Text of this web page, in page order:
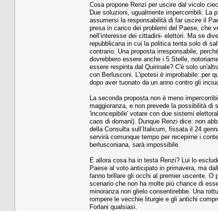
Cosa propone Renzi per uscire dal vicolo
Due soluzioni, ugualmente impercorribili. La
assumersi la responsabilità di far uscire il
presa in carico dei problemi del Paese, che
nell’interesse dei cittadini- elettori. Ma se
repubblicana in cui la politica tenta solo di
contrario. Una proposta irresponsabile,
dovrebbero essere anche i 5 Stelle,
essere respinta dal Quirinale? C'è solo
con Berlusconi. L'ipotesi è improbabile: per
dopo aver tuonato da un anno contro gli
La seconda proposta non è meno
maggioranza, e non prevede la possibilità di
'inconcepibile' votare con due sistemi
caos di domani). Dunque Renzi dice: non
della Consulta sull’Italicum, fissata il 24
servirà comunque tempo per recepirne i
berlusconiana, sarà impossibile.
E allora cosa ha in testa Renzi? Lui lo
Paese al voto anticipato in primavera, ma
fanno brillare gli occhi al premier uscente. O
scenario che non ha molte più chance di
minoranza non glielo consentirebbe. Una
rompere le vecchie liturgie e gli antichi
Forlani qualsiasi.